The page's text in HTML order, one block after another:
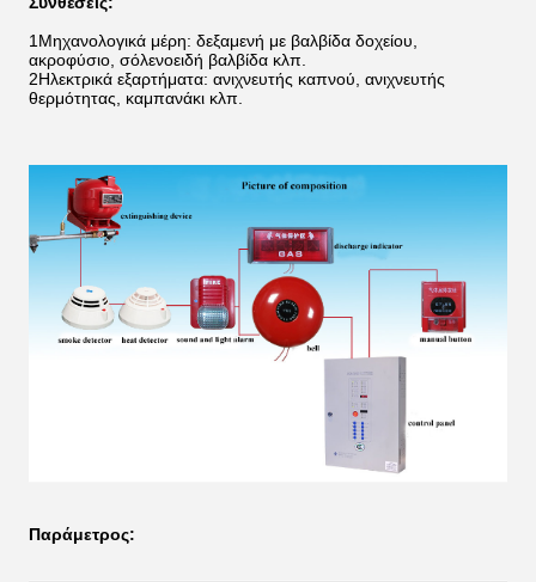
1Μηχανολογικά μέρη: δεξαμενή με βαλβίδα δοχείου,
ακροφύσιο, σόλενοειδή βαλβίδα κλπ.
2Ηλεκτρικά εξαρτήματα: ανιχνευτής καπνού, ανιχνευτής
θερμότητας, καμπανάκι κλπ.
Παράμετρος: